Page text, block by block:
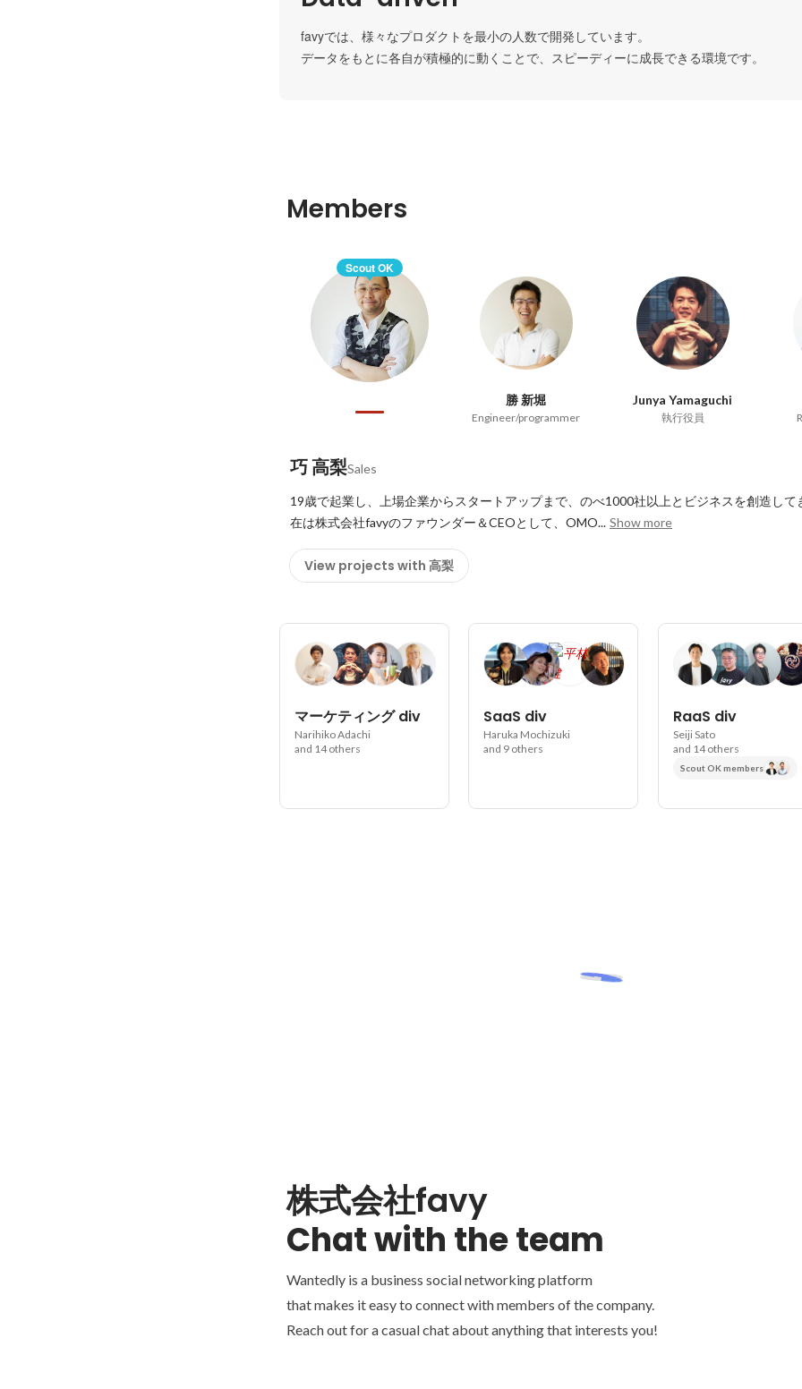
favyでは、様々なプロダクトを最小の人数で開発しています。
データをもとに各自が積極的に動くことで、スピーディーに成長できる環境です。
Members
Scout OK
勝 新堀
Engineer/programmer
Junya Yamaguchi
執行役員
巧 高梨Sales
19歳で起業し、上場企業からスタートアップまで、のべ1000社以上とビジネスを創造して
在は株式会社favyのファウンダー＆CEOとして、OMO... Show more
View projects with 高梨
マーケティング div
Narihiko Adachi
and 14 others
SaaS div
Haruka Mochizuki
and 9 others
RaaS div
Seiji Sato
and 14 others
Scout OK members
株式会社favy
Chat with the team
Wantedly is a business social networking platform
that makes it easy to connect with members of the company.
Reach out for a casual chat about anything that interests you!